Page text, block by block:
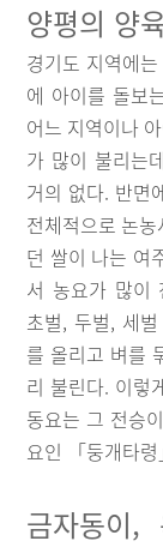
양평의 양
경기도 지역에
에 아이를 돌보
어느 지역이나
가 많이 불리는
거의 없다. 반면
전체적으로 논
던 쌀이 나는 여
서 농요가 많이
초벌, 두벌, 세
를 올리고 벼를
리 불린다. 이렇
동요는 그 전승
요인 「둥개타
금자동이